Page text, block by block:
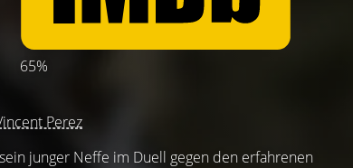
65%
Perez
junger Neffe im Duell gegen den erfahrenen